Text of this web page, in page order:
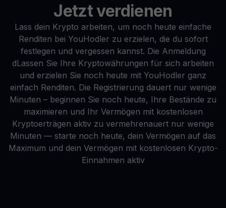
Jetzt verdienen
Lass dein Krypto arbeiten, um noch heute einfache
Renditen bei YouHodler zu erzielen, die du sofort
festlegen und vergessen kannst. Die Anmeldung
dLassen Sie Ihre Kryptowährungen für sich arbeiten
und erzielen Sie noch heute mit YouHodler ganz
einfach Renditen. Die Registrierung dauert nur wenige
Minuten – beginnen Sie noch heute, Ihre Bestände zu
maximieren und Ihr Vermögen mit kostenlosen
Kryptoerträgen aktiv zu vermehrenauert nur wenige
Minuten — starte noch heute, dein Vermögen auf das
Maximum und dein Vermögen mit kostenlosen Krypto-
Einnahmen aktiv